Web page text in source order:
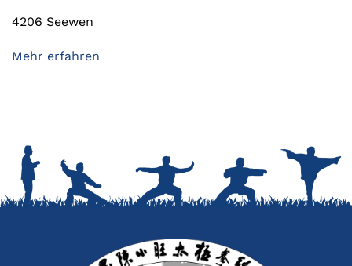
4206 Seewen
Mehr erfahren